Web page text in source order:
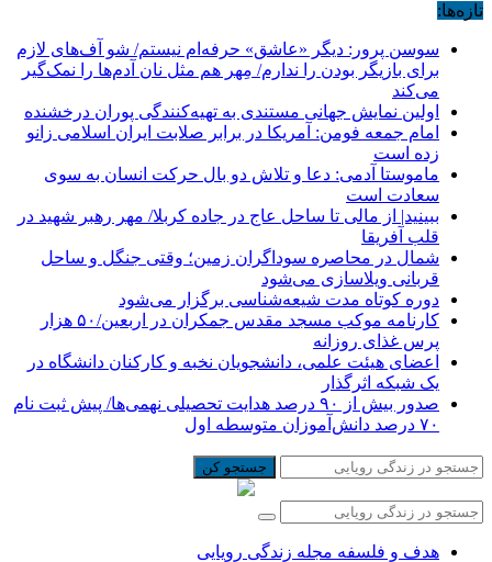
تازه‌ها:
سوسن پرور: دیگر «عاشق» حرفه‌ام نیستم/ شو آف‌های لازم
برای بازیگر بودن را ندارم/ مِهر هم مثل نان آدم‌ها را نمک‌گیر
می‌کند
اولین نمایش جهانی مستندی به تهیه‌کنندگی پوران درخشنده
امام جمعه فومن: آمریکا در برابر صلابت ایران اسلامی زانو
زده است
ماموستا آدمی: دعا و تلاش دو بال حرکت انسان به سوی
سعادت است
ببینید| از مالی تا ساحل عاج در جاده کربلا/ مهر رهبر شهید در
قلب آفریقا
شمال در محاصره سوداگران زمین؛ وقتی جنگل و ساحل
قربانی ویلاسازی می‌شود
دوره کوتاه مدت شیعه‌شناسی برگزار می‌شود
کارنامه موکب مسجد مقدس جمکران در اربعین/۵۰ هزار
پرس غذای روزانه
اعضای هیئت علمی، دانشجویان نخبه و کارکنان دانشگاه در
یک شبکه‌ اثرگذار
صدور بیش از ۹۰ درصد هدایت تحصیلی نهمی‌ها/ پیش ثبت نام
۷۰ درصد دانش‌آموزان متوسطه اول
جستجو کن
هدف و فلسفه مجله زندگی رویایی